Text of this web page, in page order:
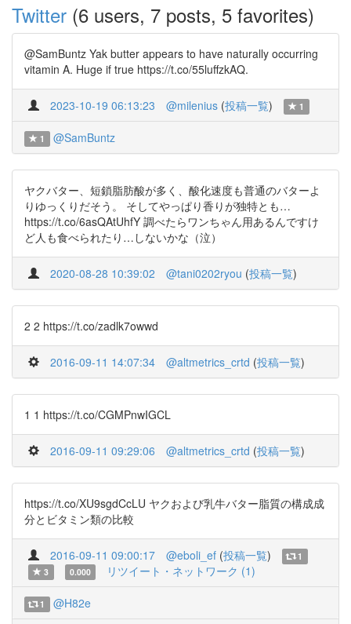
Twitter (6 users, 7 posts, 5 favorites)
@SamBuntz Yak butter appears to have naturally occurring
vitamin A. Huge if true https://t.co/55luffzkAQ.
2023-10-19 06:13:23 @milenius (投稿一覧) 1
1 @SamBuntz
ヤクバター、短鎖脂肪酸が多く、酸化速度も普通のバターよ
りゆっくりだそう。 そしてやっぱり香りが独特とも…
https://t.co/6asQAtUhfY 調べたらワンちゃん用あるんですけ
ど人も食べられたり…しないかな（泣）
2020-08-28 10:39:02 @tani0202ryou (投稿一覧)
2 2 https://t.co/zadlk7owwd
2016-09-11 14:07:34 @altmetrics_crtd (投稿一覧)
1 1 https://t.co/CGMPnwIGCL
2016-09-11 09:29:06 @altmetrics_crtd (投稿一覧)
https://t.co/XU9sgdCcLU ヤクおよび乳牛バター脂質の構成成
分とビタミン類の比較
2016-09-11 09:00:17 @eboli_ef (投稿一覧)
1
3
0.000 リツイート・ネットワーク (1)
1 @H82e